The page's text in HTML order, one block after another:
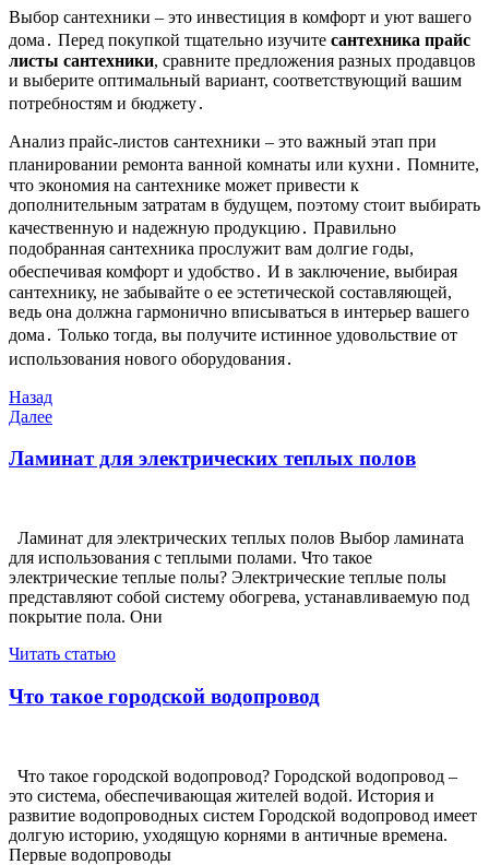
Выбор сантехники – это инвестиция в комфорт и уют вашего
дома․ Перед покупкой тщательно изучите сантехника прайс
листы сантехники, сравните предложения разных продавцов
и выберите оптимальный вариант, соответствующий вашим
потребностям и бюджету․
Анализ прайс-листов сантехники – это важный этап при
планировании ремонта ванной комнаты или кухни․ Помните,
что экономия на сантехнике может привести к
дополнительным затратам в будущем, поэтому стоит выбирать
качественную и надежную продукцию․ Правильно
подобранная сантехника прослужит вам долгие годы,
обеспечивая комфорт и удобство․ И в заключение, выбирая
сантехнику, не забывайте о ее эстетической составляющей,
ведь она должна гармонично вписываться в интерьер вашего
дома․ Только тогда, вы получите истинное удовольствие от
использования нового оборудования․
Навигация
по
записям
Предыдущая
запись
Назад
Следующая
Далее
Ламинат для электрических теплых полов
Ламинат для электрических теплых полов Выбор ламината
для использования с теплыми полами. Что такое
электрические теплые полы? Электрические теплые полы
представляют собой систему обогрева, устанавливаемую под
покрытие пола. Они
Читать статью
Что такое городской водопровод
Что такое городской водопровод? Городской водопровод –
это система, обеспечивающая жителей водой. История и
развитие водопроводных систем Городской водопровод имеет
долгую историю, уходящую корнями в античные времена.
Первые водопроводы